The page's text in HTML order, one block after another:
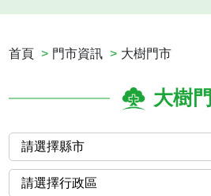
首頁 門市資訊 大樹門市
大樹